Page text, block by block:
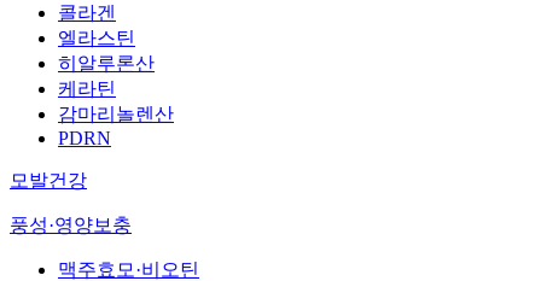
콜라겐
엘라스틴
히알루론산
케라틴
감마리놀렌산
PDRN
모발건강
풍성·영양보충
맥주효모·비오틴